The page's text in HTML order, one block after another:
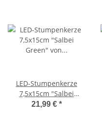
LED-Stumpenkerze
7,5x15cm "Salbei
Green" von DELUXE
21,99 € *